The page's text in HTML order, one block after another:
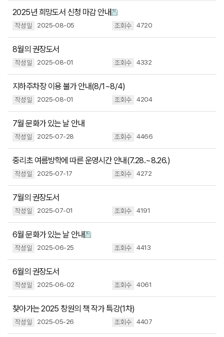
2025년 희망도서 신청 마감 안내
2025-08-05 4720
8월의 권장도서
2025-08-01 4332
지하주차장 이용 불가 안내(8/1~8/4)
2025-08-01 4204
7월 문화가 있는 날 안내
2025-07-28 4466
중리초 여름방학에 따른 운영시간 안내(7.28.~8.26.)
2025-07-17 4272
7월의 권장도서
2025-07-01 4191
6월 문화가 있는 날 안내
2025-06-25 4413
6월의 권장도서
2025-06-02 4061
찾아가는 2025 창원의 책 작가 특강(1차)
2025-05-26 4407